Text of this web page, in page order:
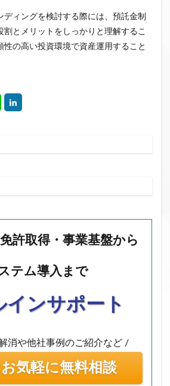
ディングを検討する際には、預託金制
割とメリットをしっかりと理解するこ
性の高い投資環境で資産運用すること
許取得・事業基盤から
テム導入まで
インサポート
消や他社事例のご紹介など /
気軽に無料相談